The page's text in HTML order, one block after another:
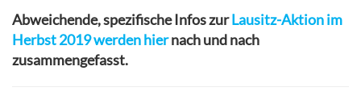
Abweichende, spezifische Infos zurLausitz-Aktion im
Herbst 2019 werden hiernach und nach
zusammengefasst.